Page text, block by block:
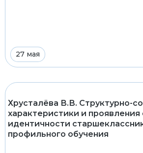
27 мая
Хрусталёва В.В. Структурно-
характеристики и проявления
идентичности
профильного обучения